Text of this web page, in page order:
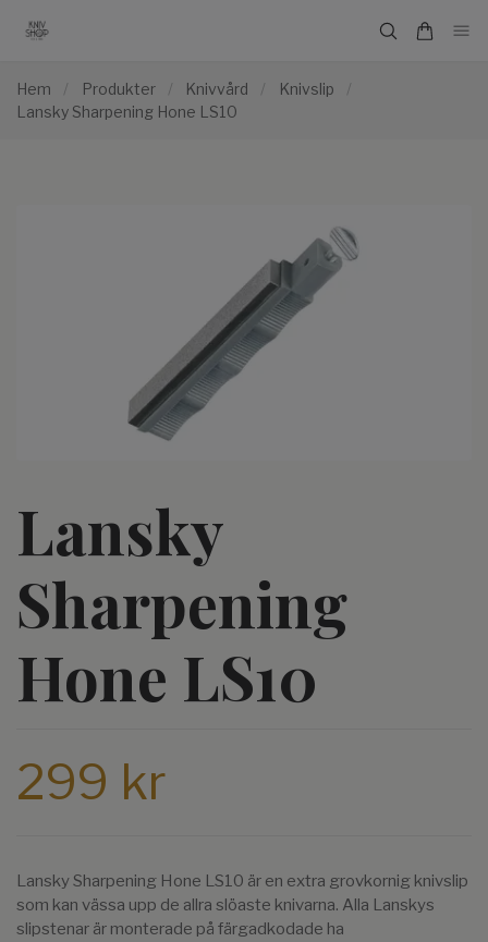
Hem / Produkter / Knivvård / Knivslip
/
Lansky Sharpening Hone LS10
Lansky
Sharpening
Hone LS10
299 kr
Lansky Sharpening Hone LS10 är en extra grovkornig knivslip
som kan vässa upp de allra slöaste knivarna. Alla Lanskys
slipstenar är monterade på färgadkodade ha